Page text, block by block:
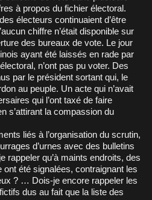
à propos du fichier électoral.
électeurs continuaient d’être
chiffre n’était disponible sur
des bureaux de vote. Le jour
ayant été laissés en rade par
n’ont pas pu voter. Des
par le président sortant qui, le
au peuple. Un acte qui n’avait
qui l’ont taxé de faire
s’attirant la compassion du
liés à l’organisation du scrutin,
d’urnes avec des bulletins
qu’à maints endroits, des
ont été signalées, contraignant les
? … Dois-je encore rappeler les
dus au fait que la liste des